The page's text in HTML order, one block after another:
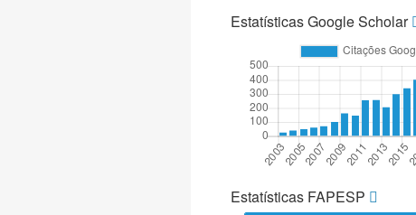
Estatísticas Google Scholar
Estatísticas FAPESP